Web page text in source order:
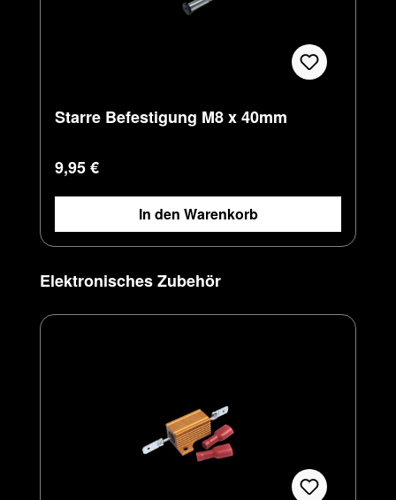
Starre Befestigung M8 x 40mm
Regulärer Preis:
9,95 €
In den Warenkorb
Produktgalerie überspringen
Elektronisches Zubehör